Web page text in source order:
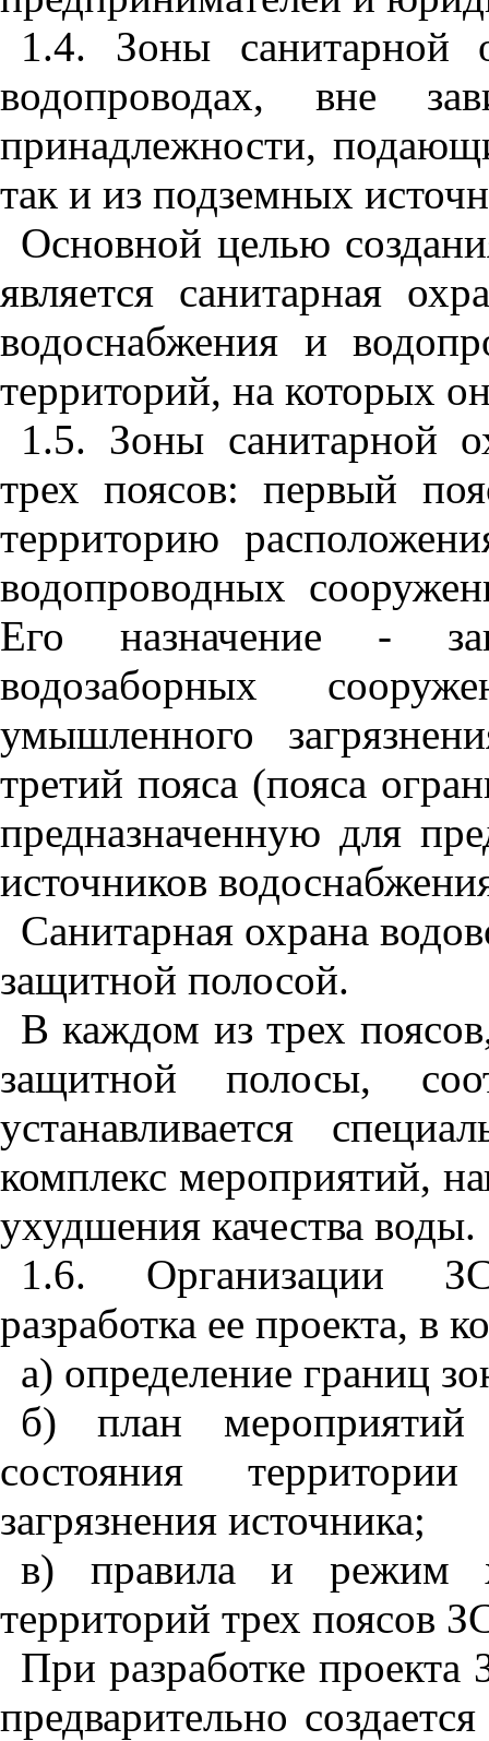
1.4. Зоны санитарной
водопроводах, вне
принадлежности,
так и из подземных
Основной целью
является санитарная
водоснабжения и
территорий, на которых
1.5. Зоны санитарной
трех поясов: первый
территорию
водопроводных
Его назначение -
водозаборных
умышленного
третий пояса (пояса
предназначенную для
источников
Санитарная охрана
защитной полосой.
В каждом из трех
защитной полосы,
устанавливается
комплекс мероприятий,
ухудшения качества воды.
1.6. Организации
разработка ее проекта, в
а) определение границ
б) план
состояния
загрязнения источника;
в) правила и режим
территорий трех поясов
При разработке
предварительно